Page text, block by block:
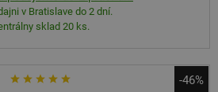
v Bratislave do 2 dní.
sklad 20 ks.
-46%